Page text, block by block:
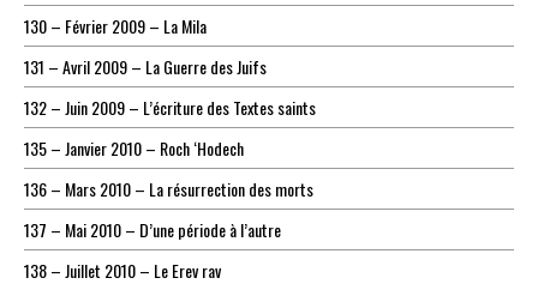
130 – Février 2009 – La Mila
131 – Avril 2009 – La Guerre des Juifs
132 – Juin 2009 – L’écriture des Textes saints
135 – Janvier 2010 – Roch ‘Hodech
136 – Mars 2010 – La résurrection des morts
137 – Mai 2010 – D’une période à l’autre
138 – Juillet 2010 – Le Erev rav